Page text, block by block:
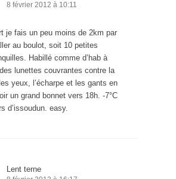
8 février 2012 à 10:11
je fais un peu moins de 2km par
au boulot, soit 10 petites
Habillé comme d’hab à
lunettes couvrantes contre la
yeux, l’écharpe et les gants en
un grand bonnet vers 18h. -7°C
d’issoudun. easy.
Lent terne